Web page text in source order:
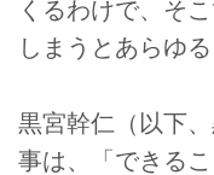
くるわけで、そ
しまうとあらゆ
黒宮幹仁（以下
事は、「できる